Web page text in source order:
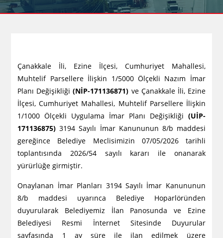
Çanakkale İli, Ezine İlçesi, Cumhuriyet Mahallesi,
Muhtelif Parsellere İlişkin 1/5000 Ölçekli Nazım İmar
Planı Değişikliği(NİP-171136871) ve Çanakkale İli, Ezine
İlçesi, Cumhuriyet Mahallesi, Muhtelif Parsellere İlişkin
1/1000 Ölçekli Uygulama İmar Planı Değişikliği (UİP-
171136875) 3194 Sayılı İmar Kanununun 8/b maddesi
gereğince Belediye Meclisimizin 07/05/2026 tarihli
toplantısında 2026/54 sayılı kararı ile onanarak
yürürlüğe girmiştir.
Onaylanan İmar Planları 3194 Sayılı İmar Kanununun
8/b maddesi uyarınca Belediye Hoparlöründen
duyurularak Belediyemiz İlan Panosunda ve Ezine
Belediyesi Resmi İnternet Sitesinde Duyurular
sayfasında 1 ay süre ile ilan edilmek üzere